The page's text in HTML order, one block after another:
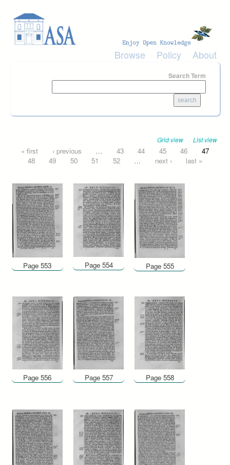
Browse Policy About
Search Term
Grid view List view
Pages
« first ‹ previous … 43 44 45 46
47
48
49 50 51 52 … next › last »
Page 553 Page 554 Page 555
Page 556 Page 557 Page 558